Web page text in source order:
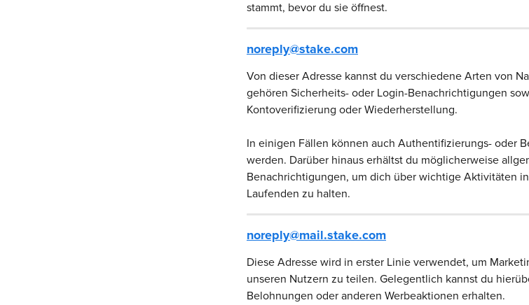
stammt, bevor du sie öffnest.
noreply@stake.com
Von dieser Adresse kannst du verschiedene Arten von
gehören Sicherheits- oder Login-Benachrichtigungen
Kontoverifizierung oder Wiederherstellung.
In einigen Fällen können auch Authentifizierungs- oder
werden. Darüber hinaus erhältst du möglicherweise
Benachrichtigungen, um dich über wichtige Aktivitäten
Laufenden zu halten.
noreply@mail.stake.com
Diese Adresse wird in erster Linie verwendet, um
unseren Nutzern zu teilen. Gelegentlich kannst du
Belohnungen oder anderen Werbeaktionen erhalten.